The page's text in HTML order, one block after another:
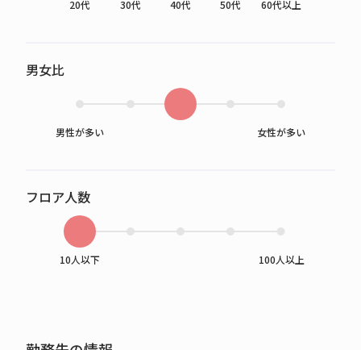
20代 30代 40代 50代 60代以上
男女比
男性が多い 女性が多い
フロア人数
10人以下 100人以上